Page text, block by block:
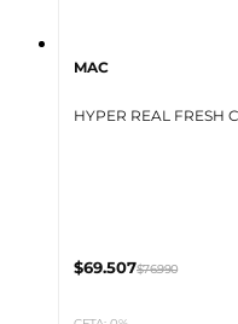
MAC
HYPER REAL FRESH
$69.507$76.990